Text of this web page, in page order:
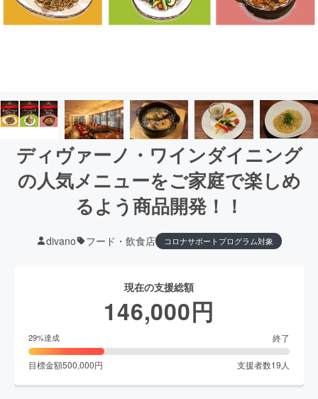
ディヴァーノ・ワインダイニング
の人気メニューをご家庭で楽しめ
るよう商品開発！！
divano フード・飲食店 コロナサポートプログラム対象
現在の支援総額
146,000円
29%達成 終了
目標金額500,000円 支援者数19 人